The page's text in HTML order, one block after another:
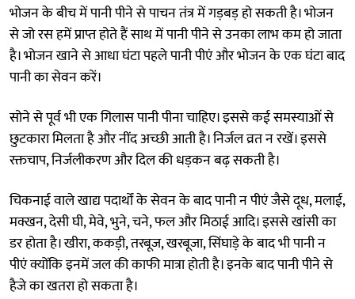
भोजन के बीच में पानी पीने से पाचन तंत्र में गड़बड़ हो सकती है। भोजन
से जो रस हमें प्राप्त होते हैं साथ में पानी पीने से उनका लाभ कम हो जाता
है। भोजन खाने से आधा घंटा पहले पानी पीएं और भोजन के एक घंटा बाद
पानी का सेवन करें।
सोने से पूर्व भी एक गिलास पानी पीना चाहिए। इससे कई समस्याओं से
छुटकारा मिलता है और नींद अच्छी आती है। निर्जल व्रत न रखें। इससे
रक्तचाप, निर्जलीकरण और दिल की धड़कन बढ़ सकती है।
चिकनाई वाले खाद्य पदार्थों के सेवन के बाद पानी न पीएं जैसे दूध, मलाई,
मक्खन, देसी घी, मेवे, भुने, चने, फल और मिठाई आदि। इससे खांसी का
डर होता है। खीरा, ककड़ी, तरबूज, खरबूजा, सिंघाड़े के बाद भी पानी न
पीएं क्योंकि इनमें जल की काफी मात्रा होती है। इनके बाद पानी पीने से
हैजे का खतरा हो सकता है।